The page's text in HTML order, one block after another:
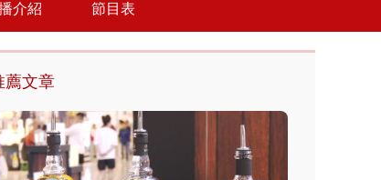
介紹 節目表
薦文章